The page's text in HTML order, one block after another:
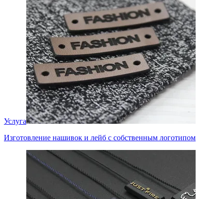
Услуга
Изготовление нашивок и лейб с собственным логотипом